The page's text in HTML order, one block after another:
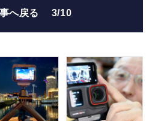
へ戻る 3/10